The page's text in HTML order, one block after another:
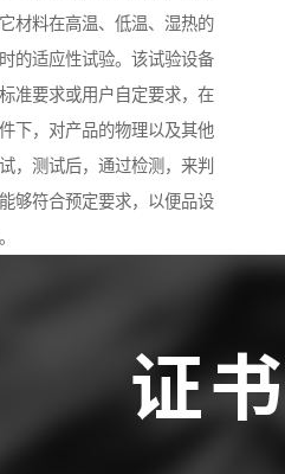
材料在高温、低温、湿热的
的适应性试验。该试验设备
准要求或用户自定要求，在
下，对产品的物理以及其他
，测试后，通过检测，来判
够符合预定要求，以便品设